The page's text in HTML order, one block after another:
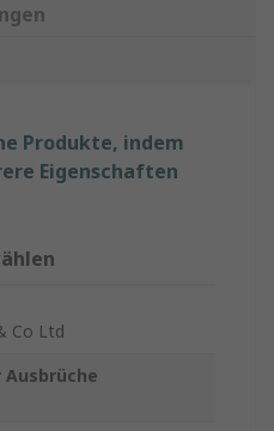
Produkte, indem
Eigenschaften
Co Ltd
Ausbrüche